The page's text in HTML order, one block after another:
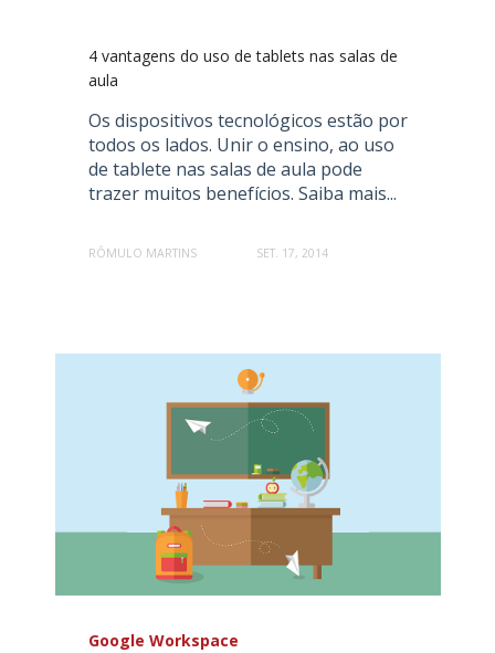
4 vantagens do uso de tablets nas salas de
aula
Os dispositivos tecnológicos estão por
todos os lados. Unir o ensino, ao uso
de tablete nas salas de aula pode
trazer muitos benefícios. Saiba mais...
RÔMULO MARTINS SET. 17, 2014
Google Workspace